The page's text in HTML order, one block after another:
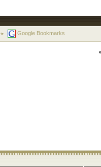
Google Bookmarks